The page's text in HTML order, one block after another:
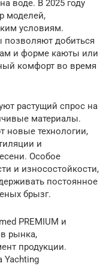
воде. В 2025 году
моделей,
условиям.
позволяют добиться
и форме каюты или
комфорт во время
растущий спрос на
материалы.
новые технологии,
и
Особое
и износостойкости,
постоянное
брызг.
PREMIUM и
рынка,
продукции.